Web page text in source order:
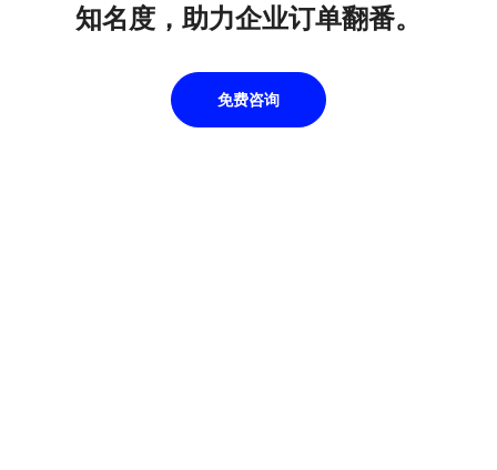
知名度，助力企业订单翻番。
免费咨询